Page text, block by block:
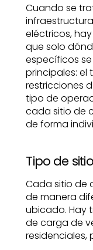
Cuando se
eléctricos,
que solo
específicos
principales: el
restricciones
tipo de
cada sitio de
de forma
Tipo de
Cada sitio de
de manera
ubicado. Hay
de carga de
residenciales,